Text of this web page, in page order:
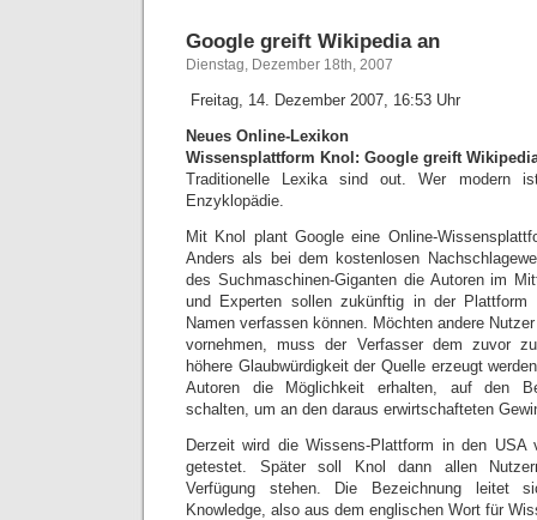
Google greift Wikipedia an
Dienstag, Dezember 18th, 2007
Freitag, 14. Dezember 2007, 16:53 Uhr
Neues Online-Lexikon
Wissensplattform Knol: Google greift
Traditionelle Lexika sind out. Wer modern
Enzyklopädie.
Mit Knol plant Google eine Online-
Anders als bei dem kostenlosen
des Suchmaschinen-Giganten die Autoren im
und Experten sollen zukünftig in der Plattform
Namen verfassen können. Möchten andere
vornehmen, muss der Verfasser dem zuvor
höhere Glaubwürdigkeit der Quelle erzeugt
Autoren die Möglichkeit erhalten, auf den
schalten, um an den daraus erwirtschafteten
Derzeit wird die Wissens-Plattform in den USA
getestet. Später soll Knol dann allen
Verfügung stehen. Die Bezeichnung leitet
Knowledge, also aus dem englischen Wort für